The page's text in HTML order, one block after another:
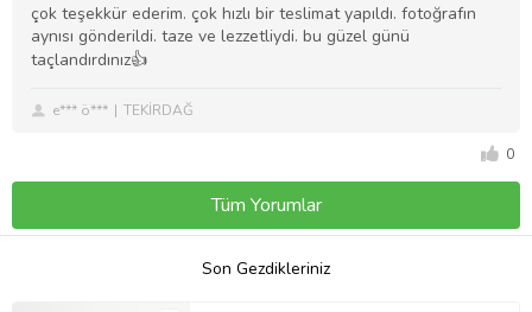
çok teşekkür ederim. çok hızlı bir teslimat yapıldı. fotoğrafın
aynısı gönderildi. taze ve lezzetliydi. bu güzel günü
taçlandırdınız👍
e*** ö*** TEKİRDAĞ
0
Tüm Yorumlar
Son Gezdikleriniz